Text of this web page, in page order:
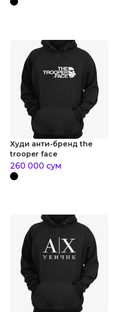
Худи анти-бренд the
trooper face
260 000 сум